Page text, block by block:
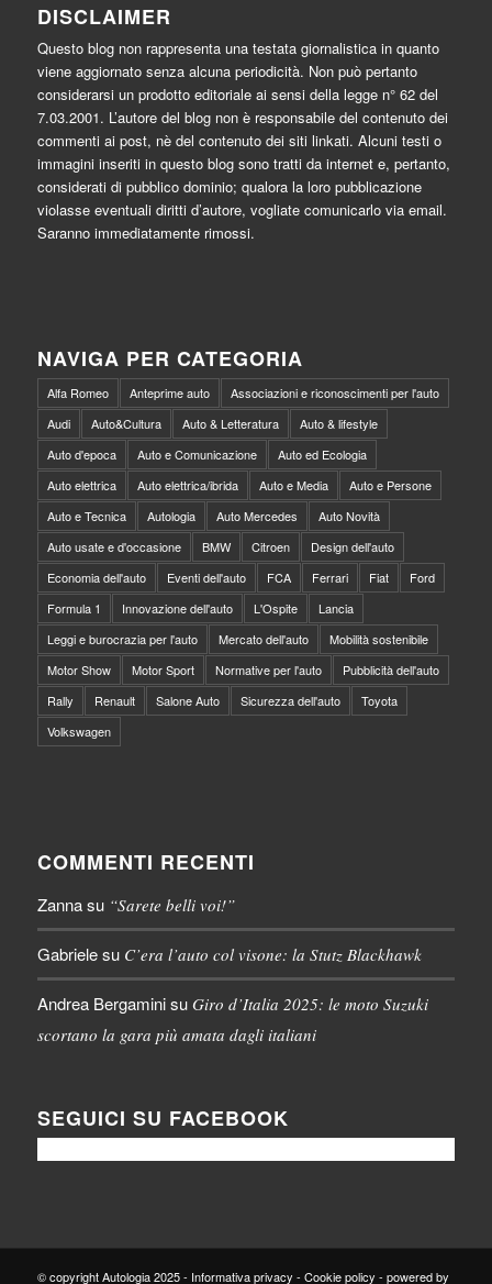
DISCLAIMER
Questo blog non rappresenta una testata giornalistica in quanto
viene aggiornato senza alcuna periodicità. Non può pertanto
considerarsi un prodotto editoriale ai sensi della legge n° 62 del
7.03.2001. L’autore del blog non è responsabile del contenuto dei
commenti ai post, nè del contenuto dei siti linkati. Alcuni testi o
immagini inseriti in questo blog sono tratti da internet e, pertanto,
considerati di pubblico dominio; qualora la loro pubblicazione
violasse eventuali diritti d’autore, vogliate comunicarlo via email.
Saranno immediatamente rimossi.
NAVIGA PER CATEGORIA
Alfa Romeo Anteprime auto
Associazioni e riconoscimenti per l'auto
Audi
Auto&Cultura Auto & Letteratura
Auto & lifestyle
Auto d'epoca
Auto e Comunicazione
Auto ed Ecologia
Auto elettrica
Auto elettrica/ibrida Auto e Media
Auto e Persone
Auto e Tecnica
Autologia Auto Mercedes
Auto Novità
Auto usate e d'occasione
BMW Citroen
Design dell'auto
Economia dell'auto
Eventi dell'auto FCA Ferrari Fiat
Ford
Formula 1
Innovazione dell'auto L'Ospite
Lancia
Leggi e burocrazia per l'auto
Mercato dell'auto
Mobilità sostenibile
Motor Show
Motor Sport Normative per l'auto
Pubblicità dell'auto
Rally
Renault Salone Auto Sicurezza dell'auto
Toyota
Volkswagen
COMMENTI RECENTI
Zannasu “Sarete belli voi!”
Gabrielesu C’era l’auto col visone: la Stutz Blackhawk
Andrea Bergaminisu Giro d’Italia 2025: le moto Suzuki
scortano la gara più amata dagli italiani
SEGUICI SU FACEBOOK
© copyright Autologia 2025 - Informativa privacy - Cookie policy - powered by